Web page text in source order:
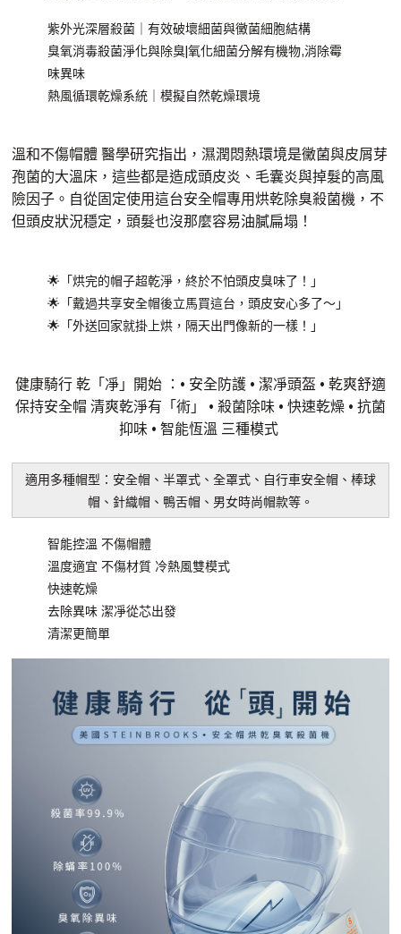
紫外光深層殺菌｜有效破壞細菌與黴菌細胞結構
臭氧消毒殺菌淨化與除臭|氧化細菌分解有機物,消除霉
味異味
熱風循環乾燥系統｜模擬自然乾燥環境
溫和不傷帽體 醫學研究指出，濕潤悶熱環境是黴菌與皮屑芽
孢菌的大溫床，這些都是造成頭皮炎、毛囊炎與掉髮的高風
險因子。自從固定使用這台安全帽專用烘乾除臭殺菌機，不
但頭皮狀況穩定，頭髮也沒那麼容易油膩扁塌！
🌟「烘完的帽子超乾淨，終於不怕頭皮臭味了！」
🌟「戴過共享安全帽後立馬買這台，頭皮安心多了～」
🌟「外送回家就掛上烘，隔天出門像新的一樣！」
健康騎行 乾「凈」開始 ：• 安全防護 • 潔凈頭盔 • 乾爽舒適
保持安全帽 清爽乾淨有「術」 • 殺菌除味 • 快速乾燥 • 抗菌
抑味 • 智能恆溫 三種模式
適用多種帽型：安全帽、半罩式、全罩式、自行車安全帽、棒球
帽、針織帽、鴨舌帽、男女時尚帽款等。
智能控溫 不傷帽體
溫度適宜 不傷材質 冷熱風雙模式
快速乾燥
去除異味 潔凈從芯出發
清潔更簡單